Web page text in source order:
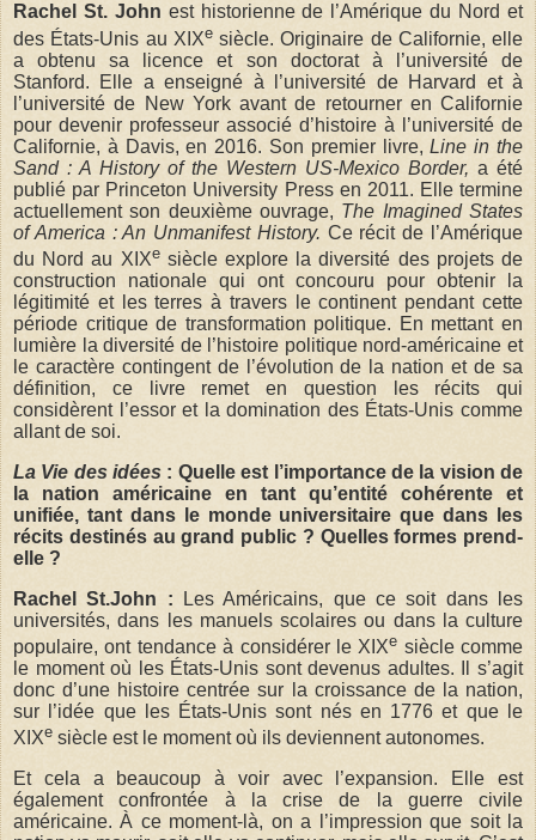
Rachel St. John est historienne de l’Amérique du Nord et
des États-Unis au XIXesiècle. Originaire de Californie, elle
a obtenu sa licence et son doctorat à l’université de
Stanford. Elle a enseigné à l’université de Harvard et à
l’université de New York avant de retourner en Californie
pour devenir professeur associé d’histoire à l’université de
Californie, à Davis, en 2016. Son premier livre,Line in the
Sand : A History of the Western US-Mexico Border, a été
publié par Princeton University Press en 2011. Elle termine
actuellement son deuxième ouvrage, The Imagined States
of America : An Unmanifest History. Ce récit de l’Amérique
du Nord au XIXesiècle explore la diversité des projets de
construction nationale qui ont concouru pour obtenir la
légitimité et les terres à travers le continent pendant cette
période critique de transformation politique. En mettant en
lumière la diversité de l’histoire politique nord-américaine et
le caractère contingent de l’évolution de la nation et de sa
définition, ce livre remet en question les récits qui
considèrent l’essor et la domination des États-Unis comme
allant de soi.
La Vie des idées : Quelle est l’importance de la vision de
la nation américaine en tant qu’entité cohérente et
unifiée, tant dans le monde universitaire que dans les
récits destinés au grand public ? Quelles formes prend-
elle ?
Rachel St.John : Les Américains, que ce soit dans les
universités, dans les manuels scolaires ou dans la culture
populaire, ont tendance à considérer le XIXe siècle comme
le moment où les États-Unis sont devenus adultes. Il s’agit
donc d’une histoire centrée sur la croissance de la nation,
sur l’idée que les États-Unis sont nés en 1776 et que le
XIXe siècle est le moment où ils deviennent autonomes.
Et cela a beaucoup à voir avec l’expansion. Elle est
également confrontée à la crise de la guerre civile
américaine. À ce moment-là, on a l’impression que soit la